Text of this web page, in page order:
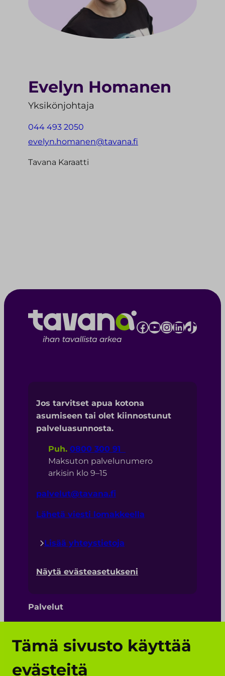
Tämä sivusto käyttää
evästeitä
Evelyn Homanen
Yksikönjohtaja
044 493 2050
evelyn.homanen@tavana.fi
Tavana Karaatti
Facebook YouTube InstagramLinkedIn TikTok
Jos tarvitset apua kotona
asumiseen tai olet kiinnostunut
palveluasunnosta.
Puh. 0800 300 91
Maksuton palvelunumero
arkisin klo 9–15
palvelut@tavana.fi
Lähetä viesti lomakkeella
Lisää yhteystietoja
Näytä evästeasetukseni
Palvelut
Yhteisöllinen asuminen
Ympärivuorokautinen palveluasuminen
Päiväaikainen toiminta
Henkilökohtainen apu